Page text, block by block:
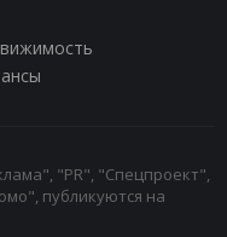
"PR", "Спецпроект",
публикуются на